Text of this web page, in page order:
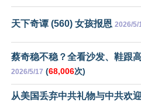
天下奇谭 (560) 女孩报恩 2026/5/
蔡奇稳不稳？全看沙发、鞋跟高
2026/5/17 (68,006次)
从美国丢弃中共礼物与中共欢